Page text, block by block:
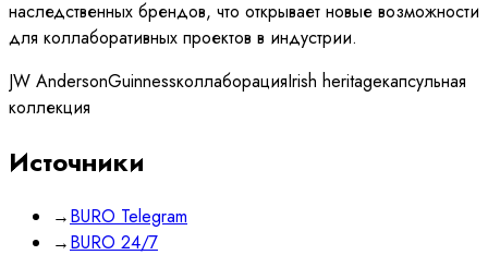
наследственных брендов, что открывает новые возможности
для коллаборативных проектов в индустрии.
JW AndersonGuinnessколлаборацияIrish heritageкапсульная
коллекция
Источники
→BURO Telegram
→BURO 24/7